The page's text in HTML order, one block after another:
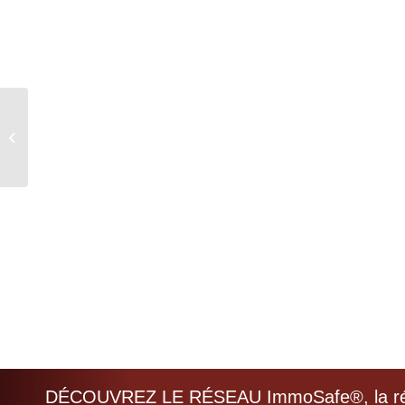
DÉCOUVREZ LE RÉSEAU ImmoSafe®, la